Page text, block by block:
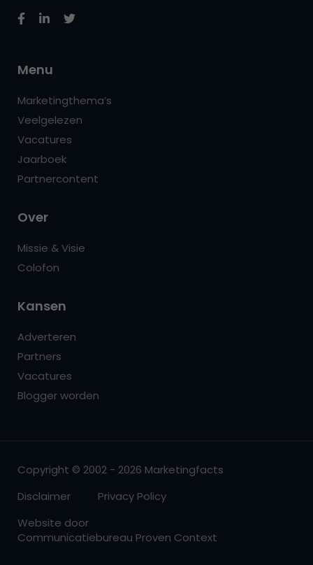
Menu
Marketingthema’s
Veelgelezen
Vacatures
Jaarboek
Partnercontent
Over
Missie & Visie
Colofon
Kansen
Adverteren
Partners
Vacatures
Blogger worden
Copyright © 2002 - 2026 Marketingfacts
Disclaimer
Privacy Policy
Website door
Communicatiebureau Proven Context